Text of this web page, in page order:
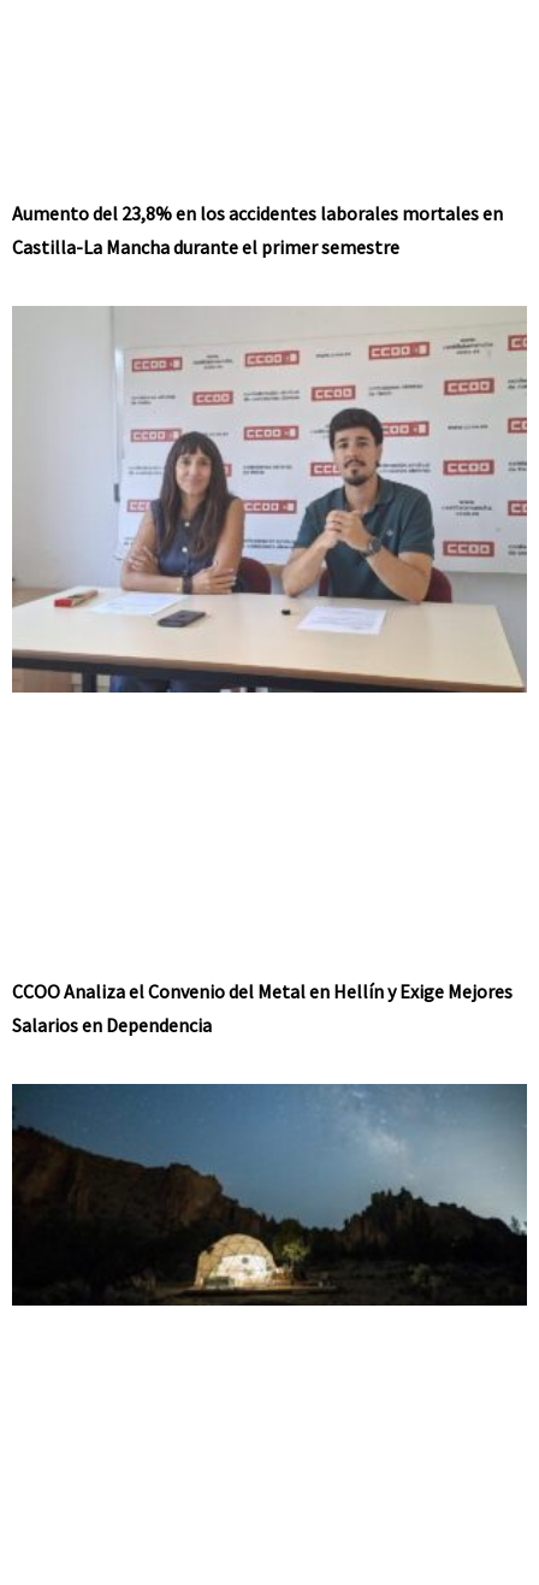
Aumento del 23,8% en los accidentes laborales mortales en
Castilla-La Mancha durante el primer semestre
CCOO Analiza el Convenio del Metal en Hellín y Exige Mejores
Salarios en Dependencia